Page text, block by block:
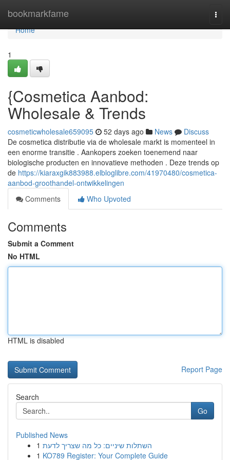
bookmarkfame
Home
Home
1
{Cosmetica Aanbod:
Wholesale & Trends
cosmeticwholesale659095 52 days ago News
Discuss
De cosmetica distributie via de wholesale markt is momenteel in
een enorme transitie . Aankopers zoeken toenemend naar
biologische producten en innovatieve methoden . Deze trends op
de https://kiaraxgik883988.elbloglibre.com/41970480/cosmetica-
aanbod-groothandel-ontwikkelingen
Comments
Who Upvoted
Comments
Submit a Comment
No HTML
HTML is disabled
Report Page
Search
Go
Published News
1 השתלות שיניים: כל מה שצריך לדעת
1 KO789 Register: Your Complete Guide